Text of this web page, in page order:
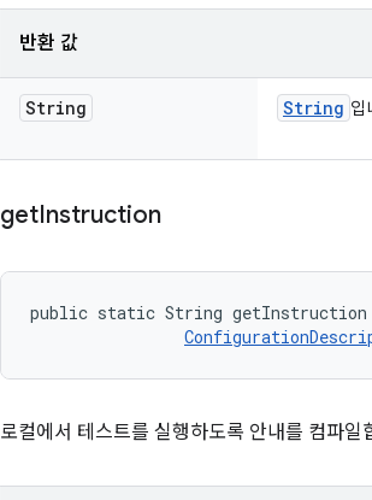
반환 값
String String 입
getInstruction
public static String
로컬에서 테스트를 실행하도록 안내를 컴파일